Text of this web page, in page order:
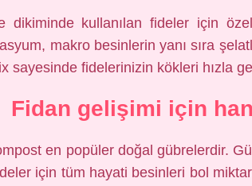
dikiminde kullanılan fideler için özel
makro besinlerin yanı sıra
sayesinde fidelerinizin kökleri hızla
Fidan gelişimi için
en popüler doğal gübrelerdir.
için tüm hayati besinleri bol